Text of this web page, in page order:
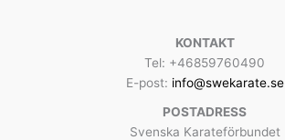
KONTAKT
Tel: +46859760490
E-post: info@swekarate.se
POSTADRESS
Svenska Karateförbundet